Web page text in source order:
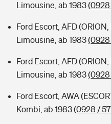
Limousine, ab 1983(0928
Ford Escort, AFD
Limousine, ab 1983(0928
Ford Escort, AFD (ORION,
Limousine, ab 1983
Ford Escort, AWA
Kombi, ab 1983(0928 /